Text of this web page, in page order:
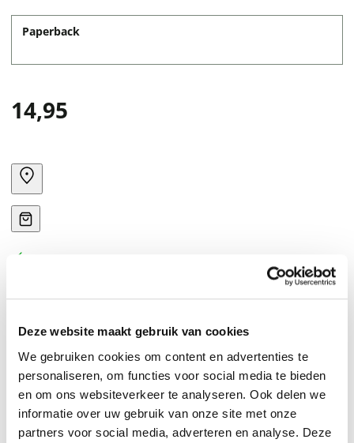
Deze website maakt gebruik van cookies
We gebruiken cookies om content en advertenties te
personaliseren, om functies voor social media te bieden
en om ons websiteverkeer te analyseren. Ook delen we
informatie over uw gebruik van onze site met onze
partners voor social media, adverteren en analyse. Deze
Paperback
14,95
SOMETIMES, MURDER CAN BE MAYHEM